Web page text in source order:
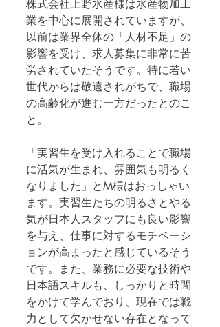
株式会社上野水産様は水産物加工
業を中心に展開されていますが、
以前は業界全体の「人材不足」の
影響を受け、求人募集に非常に苦
労されていたそうです。特に若い
世代からは敬遠されがちで、職場
の高齢化が進む一方だったとのこ
と。
「実習生を受け入れることで職場
に活気が生まれ、雰囲気も明るく
なりました」とM様はおっしゃい
ます。実習生たちの明るさとやる
気が日本人スタッフにも良い影響
を与え、仕事に対するモチベーシ
ョンが高まったと感じているそう
です。また、業務に必要な技術や
日本語スキルも、しっかりと時間
をかけて学んでおり、現在では戦
力として欠かせない存在となって